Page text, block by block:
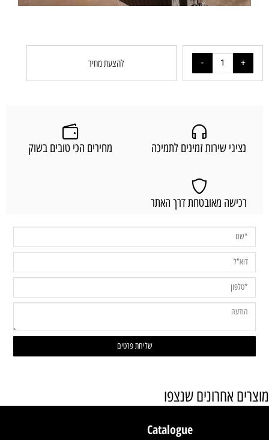
להצעת מחיר
נציגי שירות זמינים לתמיכה מחירים הכי טובים בשוק
רכישה מאובטחת דרך האתר
מוצרים אחרונים שנצפו
Catalogue